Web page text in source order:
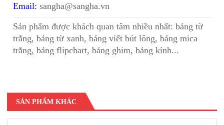
Email: sangha@sangha.vn
Sản phẩm được khách quan tâm nhiều nhất: bảng từ
trắng, bảng từ xanh, bảng viết bút lông, bảng mica
trắng, bảng flipchart, bảng ghim, bảng kính...
SẢN PHẨM KHÁC